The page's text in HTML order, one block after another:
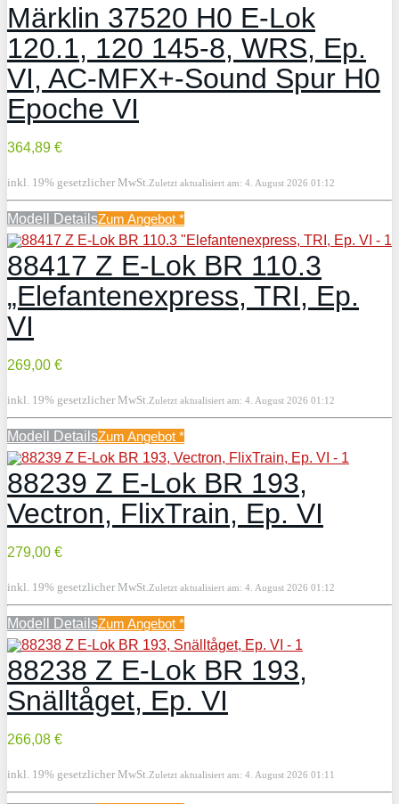
Märklin 37520 H0 E-Lok
120.1, 120 145-8, WRS, Ep.
VI, AC-MFX+-Sound Spur H0
Epoche VI
364,89 €
inkl. 19% gesetzlicher MwSt. Zuletzt aktualisiert am: 4. August 2026 01:12
Modell DetailsZum Angebot *
88417 Z E-Lok BR 110.3
„Elefantenexpress, TRI, Ep.
VI
269,00 €
inkl. 19% gesetzlicher MwSt. Zuletzt aktualisiert am: 4. August 2026 01:12
Modell DetailsZum Angebot *
88239 Z E-Lok BR 193,
Vectron, FlixTrain, Ep. VI
279,00 €
inkl. 19% gesetzlicher MwSt. Zuletzt aktualisiert am: 4. August 2026 01:12
Modell DetailsZum Angebot *
88238 Z E-Lok BR 193,
Snälltåget, Ep. VI
266,08 €
inkl. 19% gesetzlicher MwSt. Zuletzt aktualisiert am: 4. August 2026 01:11